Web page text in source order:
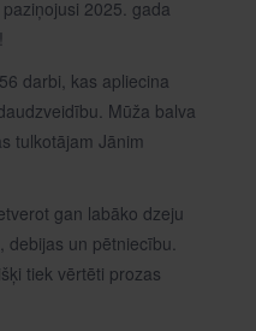
2025. gada
darbi, kas apliecina
Mūža balva
tulkotājam Jānim
gan labāko dzeju
un pētniecību.
tiek vērtēti prozas